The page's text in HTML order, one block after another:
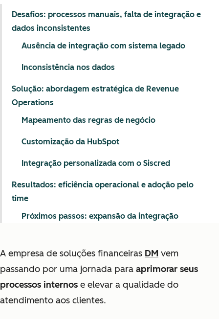
A empresa de soluções financeiras DM vem
passando por uma jornada para aprimorar seus
processos internos e elevar a qualidade do
atendimento aos clientes.
Desafios: processos manuais, falta de integração e
dados inconsistentes
Ausência de integração com sistema legado
Inconsistência nos dados
Solução: abordagem estratégica de Revenue
Operations
Mapeamento das regras de negócio
Customização da HubSpot
Integração personalizada com o Siscred
Resultados: eficiência operacional e adoção pelo
time
Próximos passos: expansão da integração